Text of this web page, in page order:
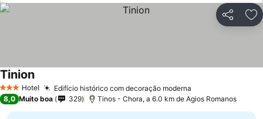
Partilhar
3 EstrelasHotel Edifício histórico com decoração moderna
Tinion
8,0 Muito boa 329 Tinos - Chora, a 6.0 km de Agios Romanos